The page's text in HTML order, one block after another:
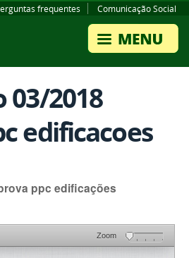
frequentes Comunicação Social
03/2018
edificacoes
ppc edificações
Zoom